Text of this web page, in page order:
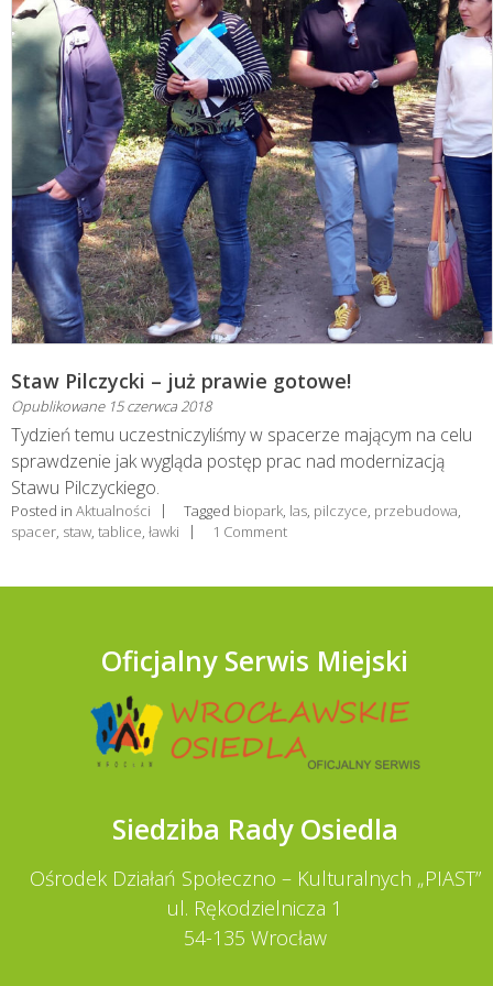
Staw Pilczycki – już prawie gotowe!
Opublikowane 15 czerwca 2018
Tydzień temu uczestniczyliśmy w spacerze mającym na celu
sprawdzenie jak wygląda postęp prac nad modernizacją
Stawu Pilczyckiego.
Posted in Aktualności Tagged biopark las pilczyce przebudowa
spacer staw tablice ławki 1 Comment
Oficjalny Serwis Miejski
Siedziba Rady Osiedla
Ośrodek Działań Społeczno – Kulturalnych „PIAST”
ul. Rękodzielnicza 1
54-135 Wrocław